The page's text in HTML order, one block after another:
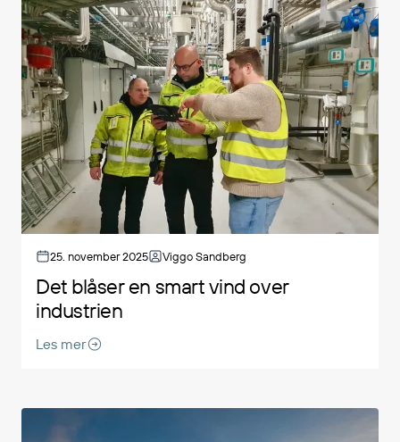
25. november 2025 Viggo Sandberg
Det blåser en smart vind over
industrien
Les mer